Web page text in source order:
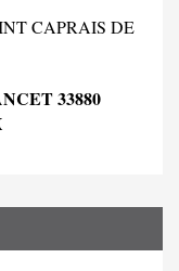
CAPRAIS DE
33880